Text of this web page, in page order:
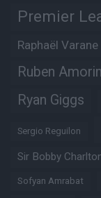
Premier
Raphaël Varane
Ruben
Ryan Giggs
Sergio Reguilon
Sir Bobby
Sofyan Amrabat